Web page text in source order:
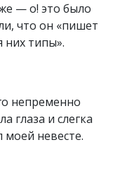
— о! это было
что он «пишет
них типы».
непременно
глаза и слегка
моей невесте.